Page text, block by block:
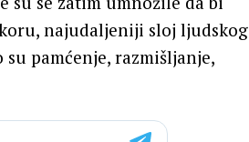
najudaljeniji sloj ljudskog
pamćenje, razmišljanje,